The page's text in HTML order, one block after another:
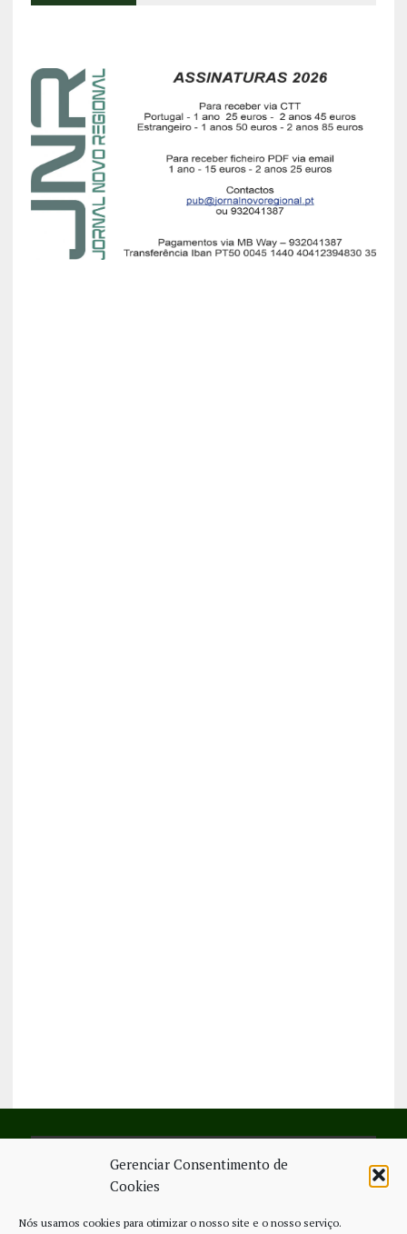
Gerenciar Consentimento de
Cookies
Nós usamos cookies para otimizar o nosso site e o nosso serviço.
SIGA-NOS NO FACEBOOK